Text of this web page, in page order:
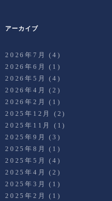
アーカイブ
2026年7月
(4)
2026年6月
(1)
2026年5月
(4)
2026年4月
(2)
2026年2月
(1)
2025年12月
(2)
2025年11月
(1)
2025年9月
(3)
2025年8月
(1)
2025年5月
(4)
2025年4月
(2)
2025年3月
(1)
2025年2月
(1)